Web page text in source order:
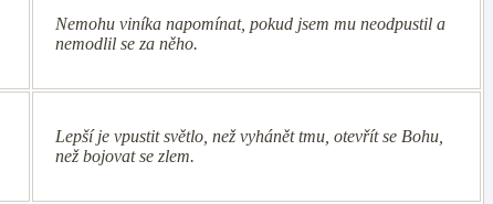
Nemohu viníka napomínat, pokud jsem mu neodpustil a
nemodlil se za něho.
Lepší je vpustit světlo, než vyhánět tmu, otevřít se Bohu,
než bojovat se zlem.